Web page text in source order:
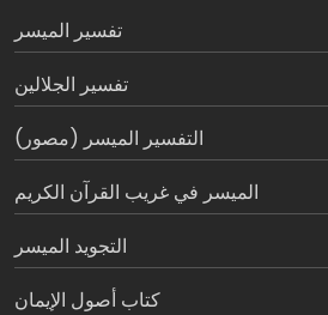
تفسير المیسر
تفسير الجلالين
التفسير الميسر (مصور)
الميسر في غريب القرآن الكريم
التجويد الميسر
كتاب أصول الإيمان